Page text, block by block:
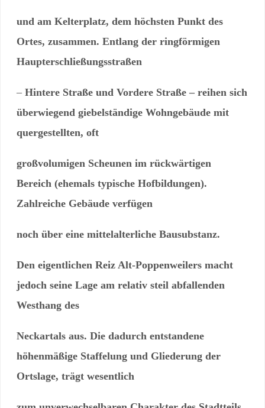
und am Kelterplatz, dem höchsten Punkt des
Ortes, zusammen. Entlang der ringförmigen
Haupterschließungsstraßen
– Hintere Straße und Vordere Straße – reihen sich
überwiegend giebelständige Wohngebäude mit
quergestellten, oft
großvolumigen Scheunen im rückwärtigen
Bereich (ehemals typische Hofbildungen).
Zahlreiche Gebäude verfügen
noch über eine mittelalterliche Bausubstanz.
Den eigentlichen Reiz Alt-Poppenweilers macht
jedoch seine Lage am relativ steil abfallenden
Westhang des
Neckartals aus. Die dadurch entstandene
höhenmäßige Staffelung und Gliederung der
Ortslage, trägt wesentlich